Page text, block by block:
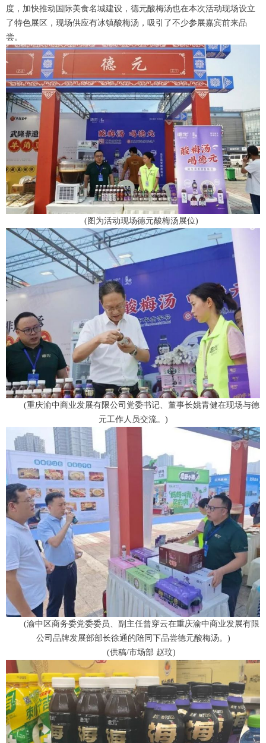
度，加快推动国际美食名城建设，德元酸梅汤也在本次活动现场设立
了特色展区，现场供应有冰镇酸梅汤，吸引了不少参展嘉宾前来品
尝。
(图为活动现场德元酸梅汤展位)
(重庆渝中商业发展有限公司党委书记、董事长姚青健在现场与德
元工作人员交流。)
(渝中区商务委党委委员、副主任曾穿云在重庆渝中商业发展有限
公司品牌发展部部长徐通的陪同下品尝德元酸梅汤。)
(供稿/市场部 赵玟)